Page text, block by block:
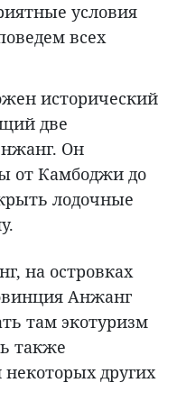
условия
всех
исторический
две
Он
от Камбоджи до
лодочные
на островках
Анжанг
там экотуризм
также
других